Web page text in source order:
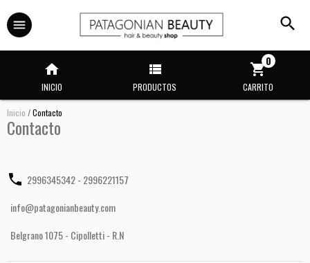
INICIO PRODUCTOS CARRITO
0
Inicio /Contacto
Contacto
2996345342 - 2996221157
info@patagonianbeauty.com
Belgrano 1075 - Cipolletti - R.N